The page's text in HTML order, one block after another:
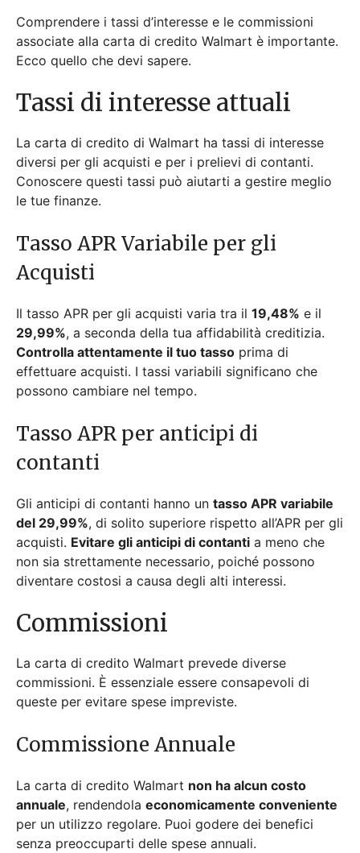
Comprendere i tassi d’interesse e le commissioni
associate alla carta di credito Walmart è importante.
Ecco quello che devi sapere.
Tassi di interesse attuali
La carta di credito di Walmart ha tassi di interesse
diversi per gli acquisti e per i prelievi di contanti.
Conoscere questi tassi può aiutarti a gestire meglio
le tue finanze.
Tasso APR Variabile per gli
Acquisti
Il tasso APR per gli acquisti varia tra il 19,48% e il
29,99%, a seconda della tua affidabilità creditizia.
Controlla attentamente il tuo tasso prima di
effettuare acquisti. I tassi variabili significano che
possono cambiare nel tempo.
Tasso APR per anticipi di
contanti
Gli anticipi di contanti hanno un tasso APR variabile
del 29,99%, di solito superiore rispetto all’APR per gli
acquisti. Evitare gli anticipi di contanti a meno che
non sia strettamente necessario, poiché possono
diventare costosi a causa degli alti interessi.
Commissioni
La carta di credito Walmart prevede diverse
commissioni. È essenziale essere consapevoli di
queste per evitare spese impreviste.
Commissione Annuale
La carta di credito Walmart non ha alcun costo
annuale, rendendola economicamente conveniente
per un utilizzo regolare. Puoi godere dei benefici
senza preoccuparti delle spese annuali.